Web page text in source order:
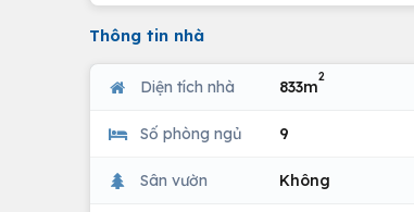
Thông tin nhà
Diện tích nhà 833m
2
Số phòng ngủ 9
Sân vườn Không